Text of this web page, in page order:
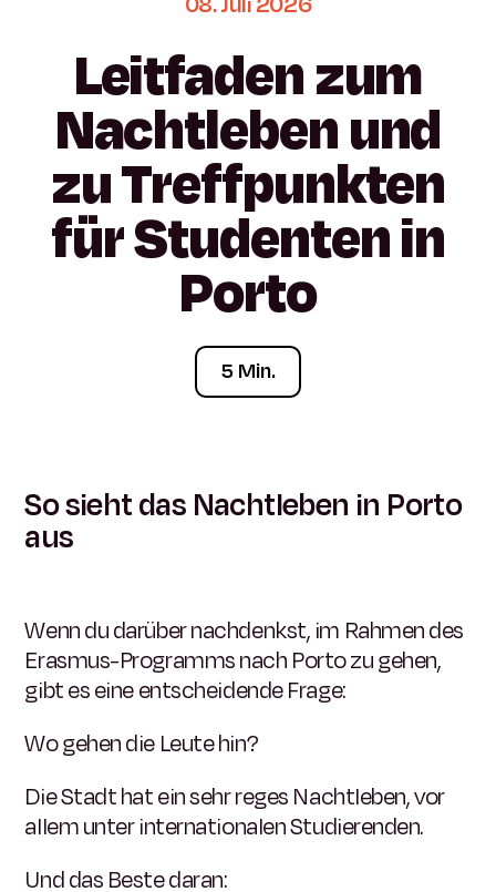
Leitfadenzum
Nachtlebenund
zuTreffpunkten
fürStudentenin
Porto
5 Min.
So sieht das Nachtleben in Porto
aus
Wenn du darüber nachdenkst, im Rahmen des
Erasmus-Programms nach Porto zu gehen,
gibt es eine entscheidende Frage:
Wo gehen die Leute hin?
Die Stadt hat ein sehr reges Nachtleben, vor
allem unter internationalen Studierenden.
Und das Beste daran: